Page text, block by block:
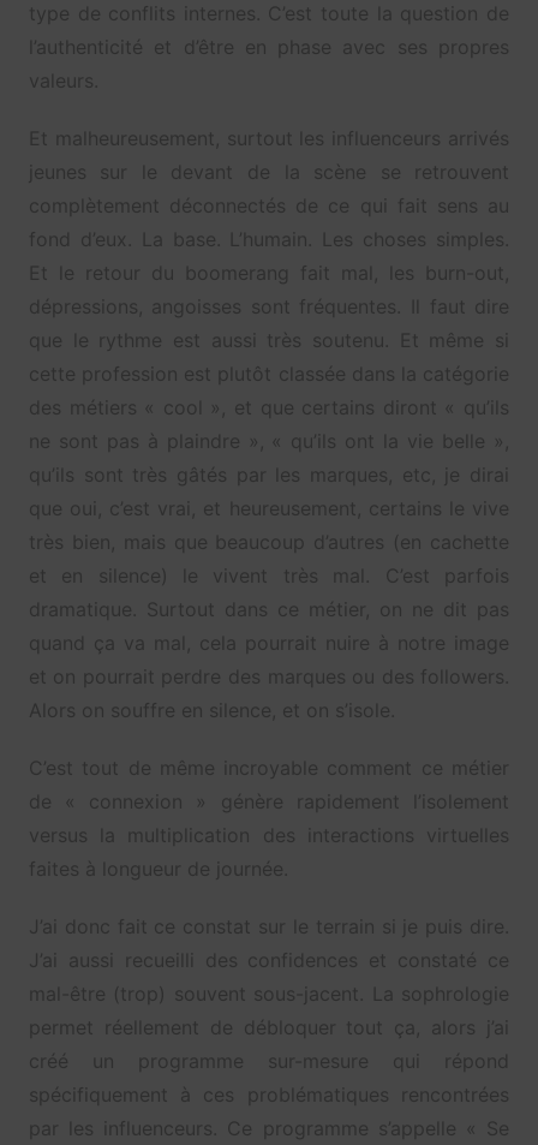
type de conflits internes. C’est toute la question de
l’authenticité et d’être en phase avec ses propres
valeurs.
Et malheureusement, surtout les influenceurs arrivés
jeunes sur le devant de la scène se retrouvent
complètement déconnectés de ce qui fait sens au
fond d’eux. La base. L’humain. Les choses simples.
Et le retour du boomerang fait mal, les burn-out,
dépressions, angoisses sont fréquentes. Il faut dire
que le rythme est aussi très soutenu. Et même si
cette profession est plutôt classée dans la catégorie
des métiers « cool », et que certains diront « qu’ils
ne sont pas à plaindre », « qu’ils ont la vie belle »,
qu’ils sont très gâtés par les marques, etc, je dirai
que oui, c’est vrai, et heureusement, certains le vive
très bien, mais que beaucoup d’autres (en cachette
et en silence) le vivent très mal. C’est parfois
dramatique. Surtout dans ce métier, on ne dit pas
quand ça va mal, cela pourrait nuire à notre image
et on pourrait perdre des marques ou des followers.
Alors on souffre en silence, et on s’isole.
C’est tout de même incroyable comment ce métier
de « connexion » génère rapidement l’isolement
versus la multiplication des interactions virtuelles
faites à longueur de journée.
J’ai donc fait ce constat sur le terrain si je puis dire.
J’ai aussi recueilli des confidences et constaté ce
mal-être (trop) souvent sous-jacent. La sophrologie
permet réellement de débloquer tout ça, alors j’ai
créé un programme sur-mesure qui répond
spécifiquement à ces problématiques rencontrées
par les influenceurs. Ce programme s’appelle « Se